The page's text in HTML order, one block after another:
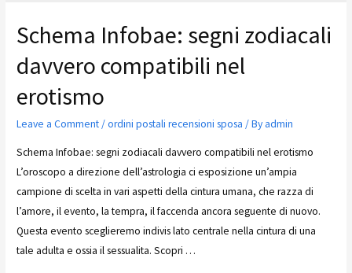
Schema Infobae: segni zodiacali
davvero compatibili nel
erotismo
Leave a Comment/ordini postali recensioni sposa / By admin
Schema Infobae: segni zodiacali davvero compatibili nel erotismo
L’oroscopo a direzione dell’astrologia ci esposizione un’ampia
campione di scelta in vari aspetti della cintura umana, che razza di
l’amore, il evento, la tempra, il faccenda ancora seguente di nuovo.
Questa evento sceglieremo indivis lato centrale nella cintura di una
tale adulta e ossia il sessualita. Scopri …